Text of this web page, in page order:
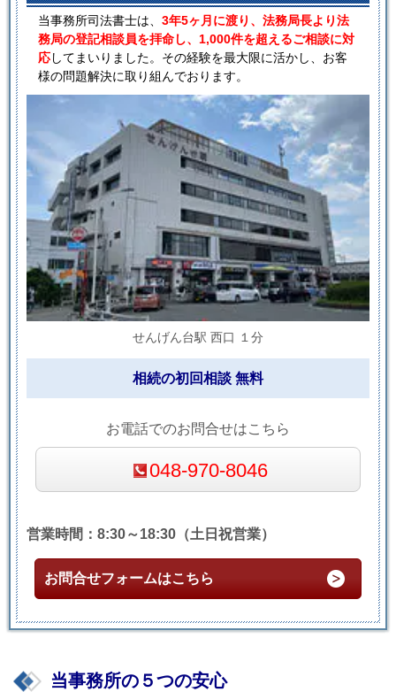
当事務所司法書士は、 3年5ヶ月に渡り、法務局長より法
務局の登記相談員を拝命し、1,000件を超えるご相談に対
応してまいりました。その経験を最大限に活かし、お客
様の問題解決に取り組んでおります。
せんげん台駅 西口 １分
相続の初回相談 無料
お電話でのお問合せはこちら
048-970-8046
営業時間：8:30～18:30（土日祝営業）
お問合せフォームはこちら
当事務所の５つの安心